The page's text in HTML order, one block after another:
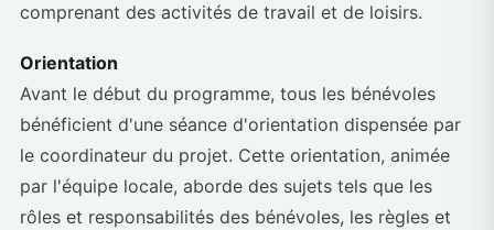
comprenant des activités de travail et de loisirs.
Orientation
Avant le début du programme, tous les bénévoles
bénéficient d'une séance d'orientation dispensée par
le coordinateur du projet. Cette orientation, animée
par l'équipe locale, aborde des sujets tels que les
rôles et responsabilités des bénévoles, les règles et